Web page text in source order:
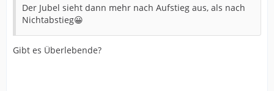
Der Jubel sieht dann mehr nach Aufstieg aus, als nach
Nichtabstieg😀
Gibt es Überlebende?